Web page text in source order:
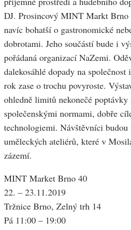
DJ. Prosincový MINT Markt
navíc bohatší o gastronomické
dobrotami. Jeho součástí bude i
pořádaná organizací NaZemi.
dalekosáhlé dopady na
rok zase o trochu povyroste.
ohledně limitů nekonečé poptávky
společenskými normami, dobře
technologiemi. Návštěvníci
uměleckých ateliérů, které v
zázemí.
MINT Market Brno 40
22. – 23.11.2019
Tržnice Brno, Zelný trh 14
Pá 11:00 – 19:00